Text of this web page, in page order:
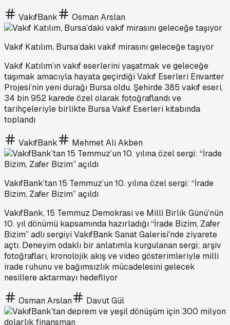
VakıfBank Osman Arslan
Vakıf Katılım, Bursa’daki vakıf mirasını geleceğe taşıyor
Vakıf Katılım’ın vakıf eserlerini yaşatmak ve geleceğe
taşımak amacıyla hayata geçirdiği Vakıf Eserleri Envanter
Projesi’nin yeni durağı Bursa oldu. Şehirde 385 vakıf eseri,
34 bin 952 karede özel olarak fotoğraflandı ve
tarihçeleriyle birlikte Bursa Vakıf Eserleri kitabında
toplandı
VakıfBank Mehmet Ali Akben
VakıfBank’tan 15 Temmuz’un 10. yılına özel sergi: “İrade
Bizim, Zafer Bizim” açıldı
VakıfBank, 15 Temmuz Demokrasi ve Millî Birlik Günü’nün
10. yıl dönümü kapsamında hazırladığı “İrade Bizim, Zafer
Bizim” adlı sergiyi VakıfBank Sanat Galerisi'nde ziyarete
açtı. Deneyim odaklı bir anlatımla kurgulanan sergi; arşiv
fotoğrafları, kronolojik akış ve video gösterimleriyle milli
irade ruhunu ve bağımsızlık mücadelesini gelecek
nesillere aktarmayı hedefliyor
Osman Arslan Davut Gül